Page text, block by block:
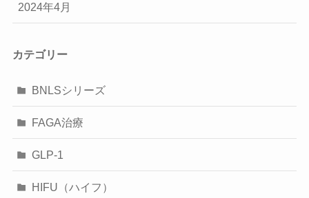
2024年4月
カテゴリー
BNLSシリーズ
FAGA治療
GLP-1
HIFU（ハイフ）